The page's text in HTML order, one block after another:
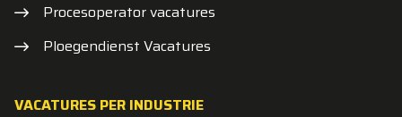
Procesoperator vacatures
Ploegendienst Vacatures
VACATURES PER INDUSTRIE